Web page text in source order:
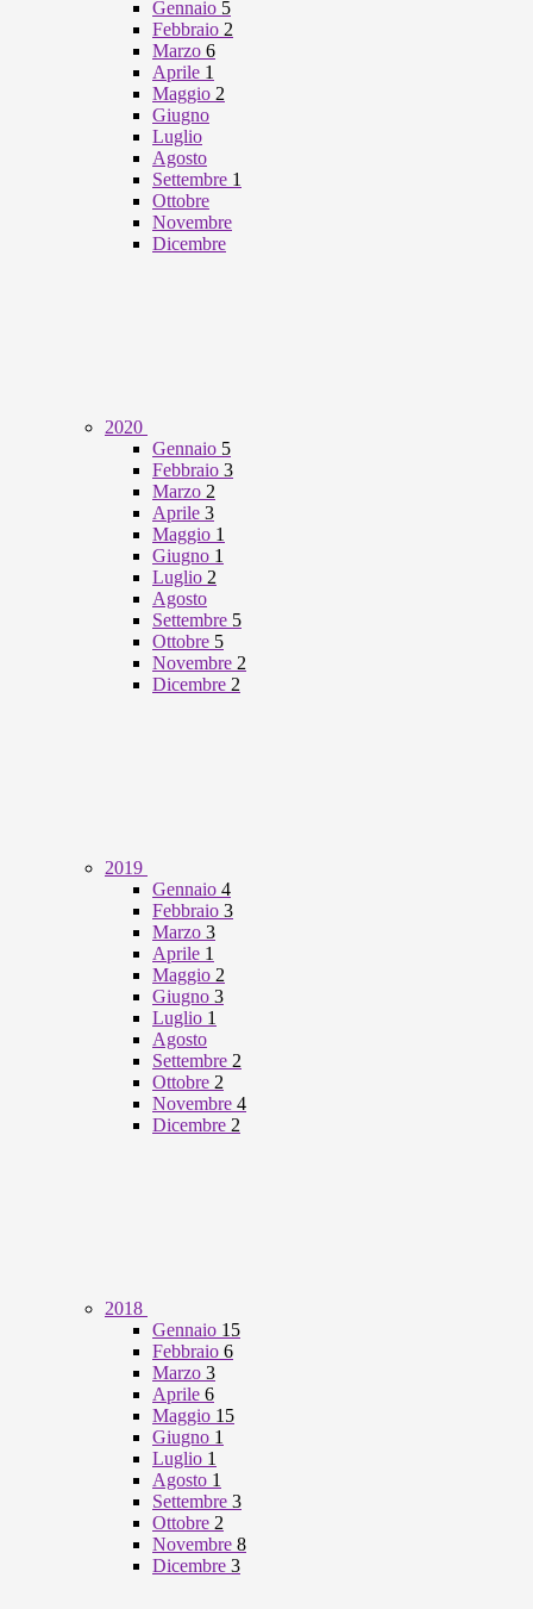
Gennaio 5
Febbraio 2
Marzo 6
Aprile 1
Maggio 2
Giugno
Luglio
Agosto
Settembre 1
Ottobre
Novembre
Dicembre
2020
Gennaio 5
Febbraio 3
Marzo 2
Aprile 3
Maggio 1
Giugno 1
Luglio 2
Agosto
Settembre 5
Ottobre 5
Novembre 2
Dicembre 2
2019
Gennaio 4
Febbraio 3
Marzo 3
Aprile 1
Maggio 2
Giugno 3
Luglio 1
Agosto
Settembre 2
Ottobre 2
Novembre 4
Dicembre 2
2018
Gennaio 15
Febbraio 6
Marzo 3
Aprile 6
Maggio 15
Giugno 1
Luglio 1
Agosto 1
Settembre 3
Ottobre 2
Novembre 8
Dicembre 3